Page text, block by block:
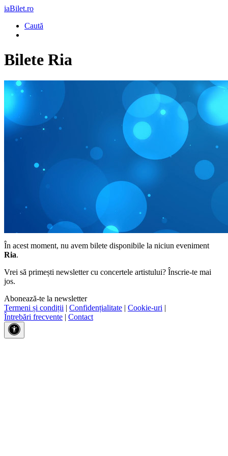
iaBilet.ro
Caută
Bilete Ria
În acest moment, nu avem bilete disponibile la niciun eveniment
Ria.
Vrei să primești newsletter cu concertele artistului? Înscrie-te mai
jos.
Abonează-te la newsletter
Termeni și condiții | Confidențialitate | Cookie-uri |
Întrebări frecvente | Contact